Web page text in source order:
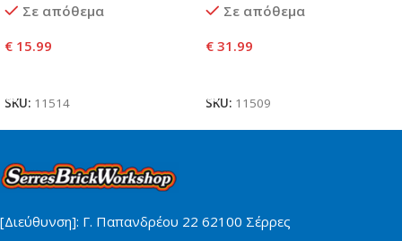
Σε απόθεμα
€ 15.99
SKU: 11514
Σε απόθεμα
€ 31.99
SKU: 11509
[Διεύθυνση]: Γ. Παπανδρέου 22 62100 Σέρρες